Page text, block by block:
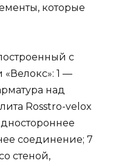
которые
с
1 —
над
Rosstro-velox
соединение; 7
стеной,